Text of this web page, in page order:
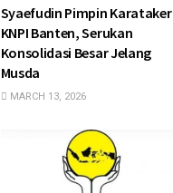
Syaefudin Pimpin Karataker
KNPI Banten, Serukan
Konsolidasi Besar Jelang
Musda
MARCH 13, 2026